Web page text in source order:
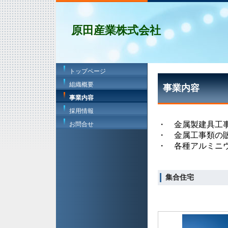
原田産業株式会社
トップページ
組織概要
事業内容
採用情報
お問合せ
事業内容
・ 金属製建具工
・ 金属工事類の
・ 各種アルミニ
集合住宅